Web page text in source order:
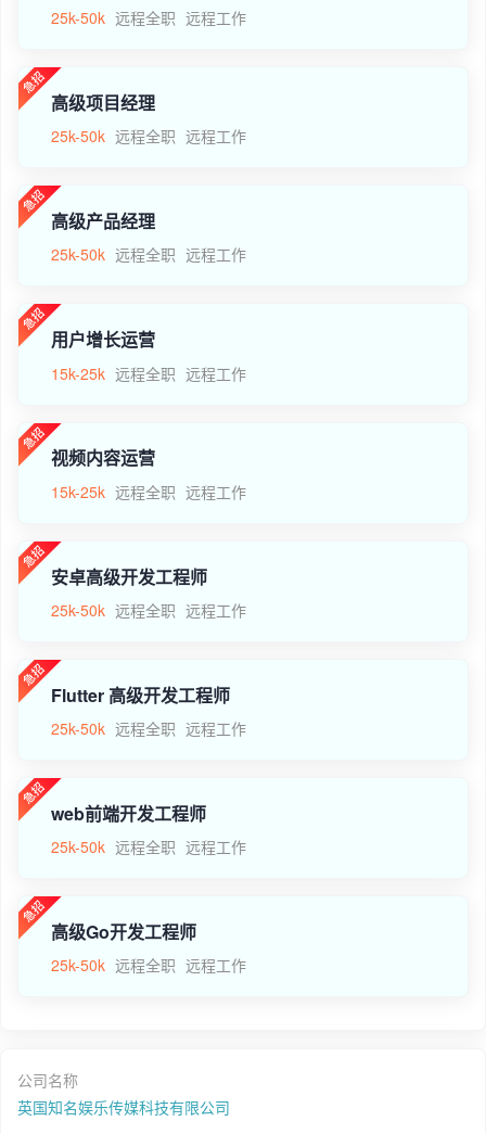
25k-50k 远程全职 远程工作
高级项目经理
25k-50k 远程全职 远程工作
高级产品经理
25k-50k 远程全职 远程工作
用户增长运营
15k-25k 远程全职 远程工作
视频内容运营
15k-25k 远程全职 远程工作
安卓高级开发工程师
25k-50k 远程全职 远程工作
Flutter 高级开发工程师
25k-50k 远程全职 远程工作
web前端开发工程师
25k-50k 远程全职 远程工作
高级Go开发工程师
25k-50k 远程全职 远程工作
公司名称
英国知名娱乐传媒科技有限公司